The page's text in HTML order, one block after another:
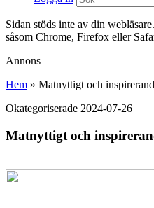
Sidan stöds inte av din
såsom Chrome, Firefox eller
Annons
Hem » Matnyttigt och
Okategoriserade 2024-07-26
Matnyttigt och